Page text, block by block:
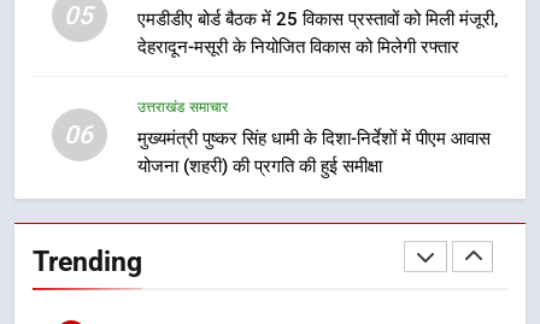
05
एमडीडीए बोर्ड बैठक में 25 विकास प्रस्तावों को मिली मंजूरी,
देहरादून-मसूरी के नियोजित विकास को मिलेगी रफ्तार
06
उत्तराखंड समाचार
मुख्यमंत्री पुष्कर सिंह धामी के दिशा-निर्देशों में पीएम आवास
योजना (शहरी) की प्रगति की हुई समीक्षा
Trending
1
मुख्यमंत्री धामी बोले- युवाओं को रोजगार
वाले महीनों में हजारों पदों पर की जाएगी
भर्ती
उत्तराखंड समाचार
12 किमी ग्रीनफील्ड बाईपास परियोजना
का डीएम ने किया निरीक्षण; समयबद्ध एवं